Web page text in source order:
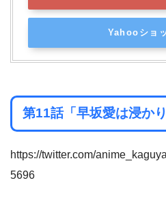
Yahooショ
第11話「早坂愛は浸かり
https://twitter.com/
5696